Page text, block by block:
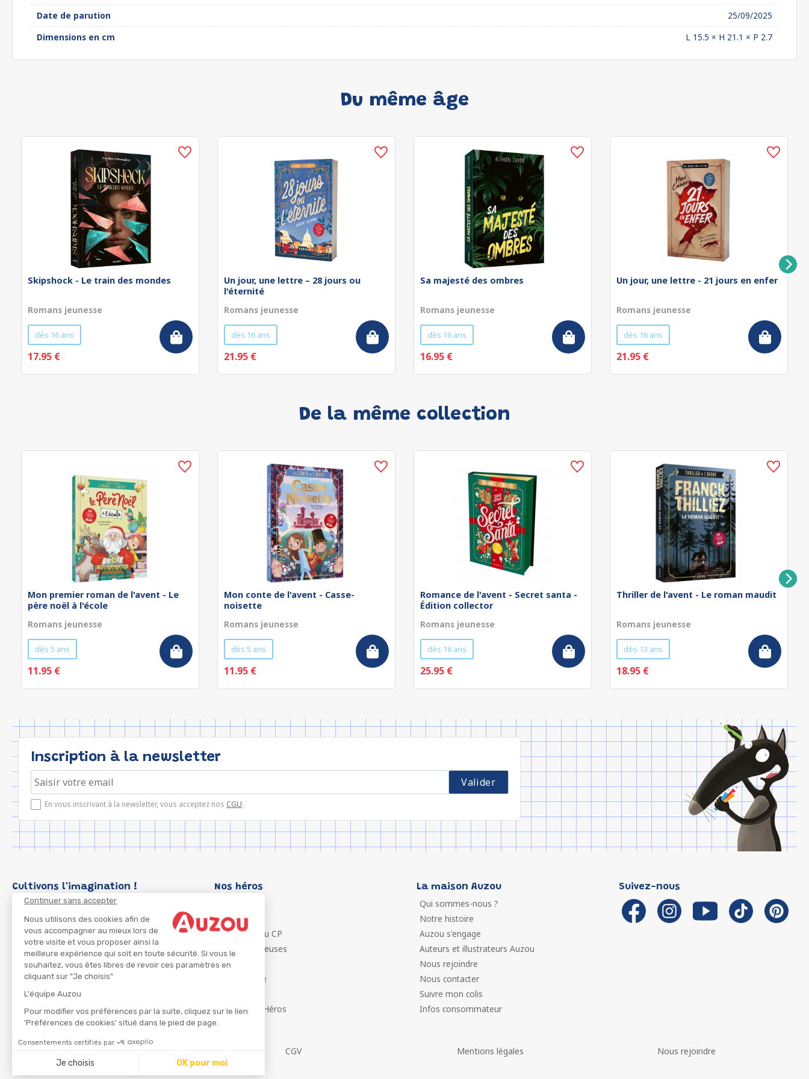
Continuer sans accepter
Nous utilisons des cookies afin de
vous accompagner au mieux lors de
votre visite et vous proposer ainsi la
meilleure expérience qui soit en toute sécurité. Si vous le
souhaitez, vous êtes libres de revoir ces paramètres en
cliquant sur "Je choisis"
L'équipe Auzou
Pour modifier vos préférences par la suite, cliquez sur le lien
'Préférences de cookies' situé dans le pied de page.
Consentements certifiés par
Je choisis OK pour moi
Date de parution
25/09/2025
Dimensions en cm
L 15.5 × H 21.1 × P 2.7
Du même âge
Skipshock - Le train des mondes
Romans jeunesse
dès 16 ans
17.95 €
Un jour, une lettre – 28 jours ou
l'éternité
Romans jeunesse
dès 16 ans
21.95 €
Sa majesté des ombres
Romans jeunesse
dès 16 ans
16.95 €
Un jour, une lettre - 21 jours en enfer
Romans jeunesse
dès 16 ans
21.95 €
De la même collection
Mon premier roman de l'avent - Le
père noël à l'école
Romans jeunesse
dès 5 ans
11.95 €
Mon conte de l'avent - Casse-
noisette
Romans jeunesse
dès 5 ans
11.95 €
Romance de l'avent - Secret santa -
Édition collector
Romans jeunesse
dès 16 ans
25.95 €
Thriller de l'avent - Le roman maudit
Romans jeunesse
dès 13 ans
18.95 €
Inscription à la newsletter
En vous inscrivant à la newsletter, vous acceptez nos CGU.
Cultivons l'imagination ! Nos héros
P'tit Loup
Les Héros du CP
Les Influenceuses
Migali
Petite Taupe
Ma Boîte à Héros
La maison Auzou
Qui sommes-nous ?
Notre histoire
Auzou s'engage
Auteurs et illustrateurs Auzou
Nous rejoindre
Nous contacter
Suivre mon colis
Infos consommateur
Suivez-nous
CGV Mentions légales Nous rejoindre